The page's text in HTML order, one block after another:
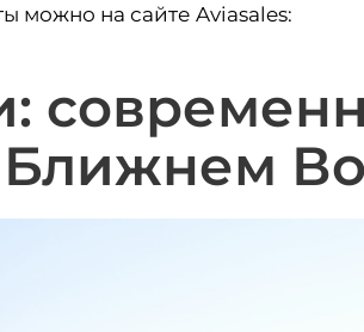
можно на сайте Aviasales:
Ближнем